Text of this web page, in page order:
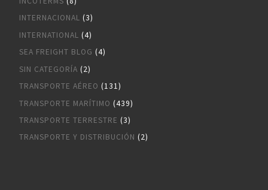
INTERNACIONAL (3)
INTERNATIONAL (4)
SEA FREIGHT BLOG (4)
SIN CATEGORÍA (2)
TRANSPORTE AÉREO (131)
TRANSPORTE MARÍTIMO (439)
TRANSPORTE TERRESTRE (3)
TRANSPORTE Y DISTRIBUCIÓN (2)